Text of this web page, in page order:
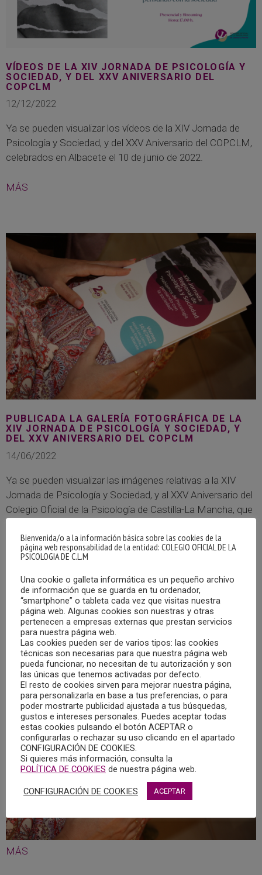
VÍDEOS DE LA XIV JORNADA DE PSICOLOGÍA Y
SOCIEDAD, Y DEL XXV ANIVERSARIO DEL
COPCLM
12/12/2022
Ya se pueden visualizar los vídeos de la XIV Jornada de
Psicología y Sociedad, y del XXV Aniversario del COPCLM,
celebrados en Albacete el 10 de junio de 2022.
MÁS
PUBLICADA LA GALERÍA FOTOGRÁFICA DE LA
XIV JORNADA DE PSICOLOGÍA Y SOCIEDAD, Y
DEL XXV ANIVERSARIO DEL COPCLM
14/06/2022
Ya se pueden visualizar las imágenes relativas a la XIV
Jornada de Psicología y Sociedad, y al XXV Aniversario del
Colegio Oficial de la Psicología de Castilla-La Mancha, que
Los Llanos de Albacete.
10/06/2022 – XIV JORNADA REGIONAL DE
PSICOLOGÍA Y SOCIEDAD, Y XXV ANIVERSARIO
DEL COPCLM
13/06/2022
MÁS
Bienvenida/o a la información básica sobre las cookies de la
página web responsabilidad de la entidad: COLEGIO OFICIAL DE LA
PSICOLOGIA DE C.L.M
Una cookie o galleta informática es un pequeño archivo
de información que se guarda en tu ordenador,
“smartphone” o tableta cada vez que visitas nuestra
página web. Algunas cookies son nuestras y otras
pertenecen a empresas externas que prestan servicios
para nuestra página web.
Las cookies pueden ser de varios tipos: las cookies
técnicas son necesarias para que nuestra página web
pueda funcionar, no necesitan de tu autorización y son
las únicas que tenemos activadas por defecto.
El resto de cookies sirven para mejorar nuestra página,
para personalizarla en base a tus preferencias, o para
poder mostrarte publicidad ajustada a tus búsquedas,
gustos e intereses personales. Puedes aceptar todas
estas cookies pulsando el botón ACEPTAR o
configurarlas o rechazar su uso clicando en el apartado
CONFIGURACIÓN DE COOKIES.
Si quieres más información, consulta la
POLÍTICA DE COOKIES de nuestra página web.
CONFIGURACIÓN DE COOKIES ACEPTAR